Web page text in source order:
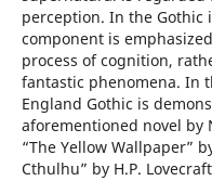
perception. In the Gothic
component is
process of cognition,
fantastic phenomena. In
England Gothic is
aforementioned novel by
“The Yellow Wallpaper”
Cthulhu” by H.P.